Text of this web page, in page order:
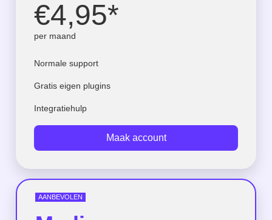
€4,95*
per maand
Normale support
Gratis eigen plugins
Integratiehulp
Maak account
AANBEVOLEN